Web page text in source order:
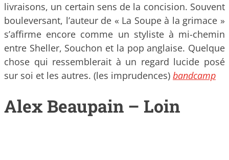
livraisons, un certain sens de la concision. Souvent
bouleversant, l’auteur de « La Soupe à la grimace »
s’affirme encore comme un styliste à mi-chemin
entre Sheller, Souchon et la pop anglaise. Quelque
chose qui ressemblerait à un regard lucide posé
sur soi et les autres. (les imprudences) bandcamp
Alex Beaupain – Loin